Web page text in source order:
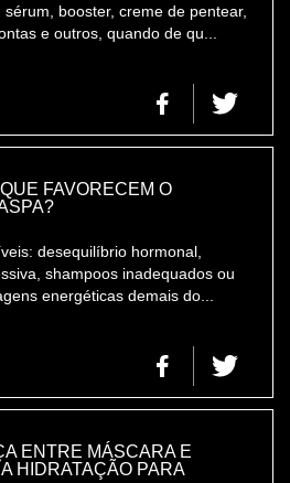
booster, creme de pentear,
e outros, quando de qu...
FAVORECEM O
desequilíbrio hormonal,
shampoos inadequados ou
energéticas demais do...
ENTRE MÁSCARA E
HIDRATAÇÃO PARA